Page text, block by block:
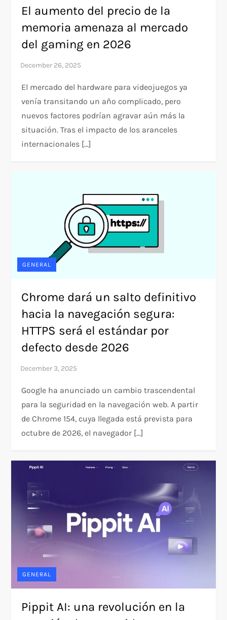
El aumento del precio de la
memoria amenaza al mercado
del gaming en 2026
El mercado del hardware para videojuegos ya
venía transitando un año complicado, pero
nuevos factores podrían agravar aún más la
situación. Tras el impacto de los aranceles
internacionales […]
GENERAL
Chrome dará un salto definitivo
hacia la navegación segura:
HTTPS será el estándar por
defecto desde 2026
Google ha anunciado un cambio trascendental
para la seguridad en la navegación web. A partir
de Chrome 154, cuya llegada está prevista para
octubre de 2026, el navegador […]
GENERAL
Pippit AI: una revolución en la